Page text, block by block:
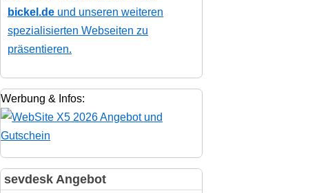
bickel.de und unseren weiteren
spezialisierten Webseiten zu
präsentieren.
Werbung & Infos:
sevdesk Angebot